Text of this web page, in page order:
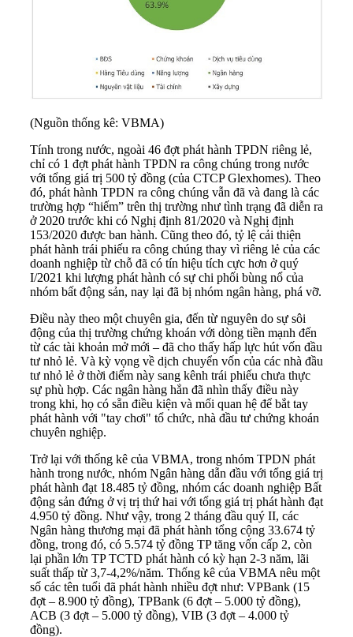
(Nguồn thống kê: VBMA)
Tính trong nước, ngoài 46 đợt phát hành TPDN riêng lẻ,
chỉ có 1 đợt phát hành TPDN ra công chúng trong nước
với tổng giá trị 500 tỷ đồng (của CTCP Glexhomes). Theo
đó, phát hành TPDN ra công chúng vẫn đã và đang là các
trường hợp “hiếm” trên thị trường như tình trạng đã diễn ra
ở 2020 trước khi có Nghị định 81/2020 và Nghị định
153/2020 được ban hành. Cũng theo đó, tỷ lệ cải thiện
phát hành trái phiếu ra công chúng thay vì riêng lẻ của các
doanh nghiệp từ chỗ đã có tín hiệu tích cực hơn ở quý
I/2021 khi lượng phát hành có sự chi phối bùng nổ của
nhóm bất động sản, nay lại đã bị nhóm ngân hàng, phá vỡ.
Điều này theo một chuyên gia, đến từ nguyên do sự sôi
động của thị trường chứng khoán với dòng tiền mạnh đến
từ các tài khoản mở mới – đã cho thấy hấp lực hút vốn đầu
tư nhỏ lẻ. Và kỳ vọng về dịch chuyển vốn của các nhà đầu
tư nhỏ lẻ ở thời điểm này sang kênh trái phiếu chưa thực
sự phù hợp. Các ngân hàng hẳn đã nhìn thấy điều này
trong khi, họ có sẵn điều kiện và mối quan hệ để bắt tay
phát hành với "tay chơi" tổ chức, nhà đầu tư chứng khoán
chuyên nghiệp.
Trở lại với thống kê của VBMA, trong nhóm TPDN phát
hành trong nước, nhóm Ngân hàng dẫn đầu với tổng giá trị
phát hành đạt 18.485 tỷ đồng, nhóm các doanh nghiệp Bất
động sản đứng ở vị trị thứ hai với tổng giá trị phát hành đạt
4.950 tỷ đồng. Như vậy, trong 2 tháng đầu quý II, các
Ngân hàng thương mại đã phát hành tổng cộng 33.674 tỷ
đồng, trong đó, có 5.574 tỷ đồng TP tăng vốn cấp 2, còn
lại phần lớn TP TCTD phát hành có kỳ hạn 2-3 năm, lãi
suất thấp từ 3,7-4,2%/năm. Thống kê của VBMA nêu một
số các tên tuổi đã phát hành nhiều đợt như: VPBank (15
đợt – 8.900 tỷ đồng), TPBank (6 đợt – 5.000 tỷ đồng),
ACB (3 đợt – 5.000 tỷ đồng), VIB (3 đợt – 4.000 tỷ
đồng).